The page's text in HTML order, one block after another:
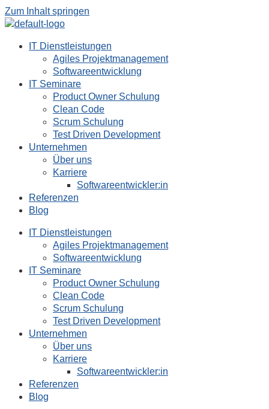
Zum Inhalt springen
IT Dienstleistungen
Agiles Projektmanagement
Softwareentwicklung
IT Seminare
Product Owner Schulung
Clean Code
Scrum Schulung
Test Driven Development
Unternehmen
Über uns
Karriere
Softwareentwickler:in
Referenzen
Blog
IT Dienstleistungen
Agiles Projektmanagement
Softwareentwicklung
IT Seminare
Product Owner Schulung
Clean Code
Scrum Schulung
Test Driven Development
Unternehmen
Über uns
Karriere
Softwareentwickler:in
Referenzen
Blog